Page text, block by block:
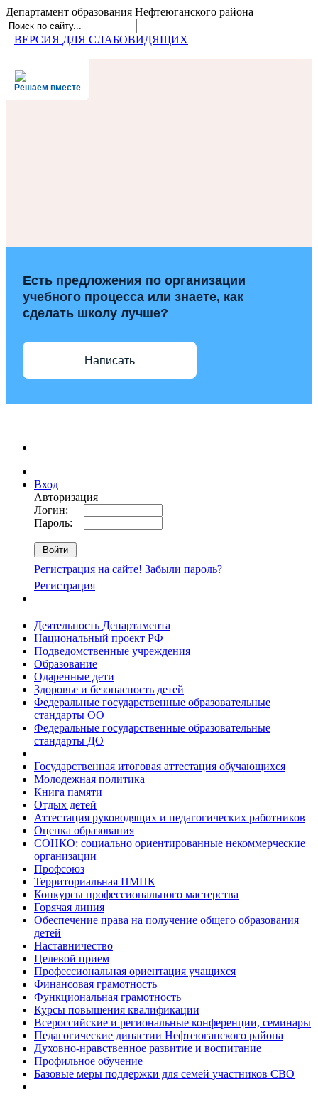
Департамент образования Нефтеюганского района
ВЕРСИЯ ДЛЯ СЛАБОВИДЯЩИХ
Решаем вместе
Есть предложения по организации
учебного процесса или знаете, как
сделать школу лучше?
Написать
Вход
Авторизация
Логин:
Пароль:
Регистрация на сайте! Забыли пароль?
Регистрация
Деятельность Департамента
Национальный проект РФ
Подведомственные учреждения
Образование
Одаренные дети
Здоровье и безопасность детей
Федеральные государственные образовательные
стандарты ОО
Федеральные государственные образовательные
стандарты ДО
Государственная итоговая аттестация обучающихся
Молодежная политика
Книга памяти
Отдых детей
Аттестация руководящих и педагогических работников
Оценка образования
СОНКО: социально ориентированные некоммерческие
организации
Профсоюз
Территориальная ПМПК
Конкурсы профессионального мастерства
Горячая линия
Обеспечение права на получение общего образования
детей
Наставничество
Целевой прием
Профессиональная ориентация учащихся
Финансовая грамотность
Функциональная грамотность
Курсы повышения квалификации
Всероссийские и региональные конференции, семинары
Педагогические династии Нефтеюганского района
Духовно-нравственное развитие и воспитание
Профильное обучение
Базовые меры поддержки для семей участников СВО